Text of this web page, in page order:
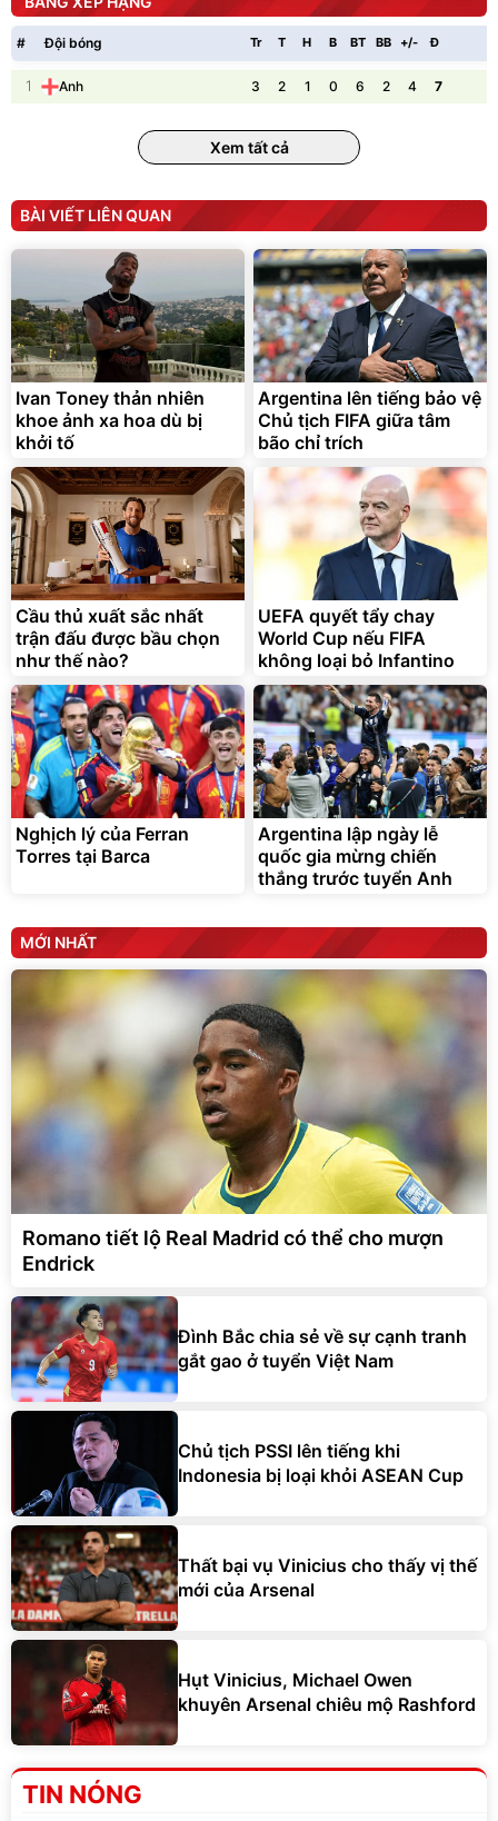
# Đội bóng Tr T H B BT BB +/- Đ
1 Anh 3 2 1 0 6 2 4 7
Xem tất cả
BÀI VIẾT LIÊN QUAN
Ivan Toney thản nhiên
khoe ảnh xa hoa dù bị
khởi tố
Argentina lên tiếng bảo vệ
Chủ tịch FIFA giữa tâm
bão chỉ trích
Cầu thủ xuất sắc nhất
trận đấu được bầu chọn
như thế nào?
UEFA quyết tẩy chay
World Cup nếu FIFA
không loại bỏ Infantino
Nghịch lý của Ferran
Torres tại Barca
Argentina lập ngày lễ
quốc gia mừng chiến
thắng trước tuyển Anh
MỚI NHẤT
Romano tiết lộ Real Madrid có thể cho mượn
Endrick
Đình Bắc chia sẻ về sự cạnh tranh
gắt gao ở tuyển Việt Nam
Chủ tịch PSSI lên tiếng khi
Indonesia bị loại khỏi ASEAN Cup
Thất bại vụ Vinicius cho thấy vị thế
mới của Arsenal
Hụt Vinicius, Michael Owen
khuyên Arsenal chiêu mộ Rashford
TIN NÓNG